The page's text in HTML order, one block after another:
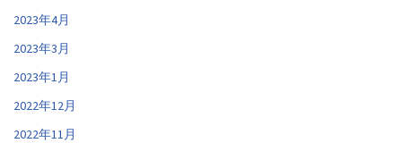
2023年4月
2023年3月
2023年1月
2022年12月
2022年11月